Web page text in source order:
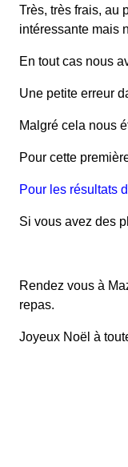
Très, très frais, au
intéressante mais
En tout cas nous
Une petite erreur
Malgré cela nous
Pour cette
Pour les résultats
Si vous avez des
Rendez vous à
repas.
Joyeux Noël à